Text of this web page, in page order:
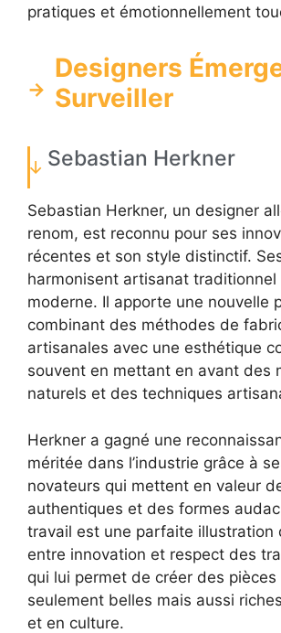
pratiques et émotionnellement
Designers
Surveiller
Sebastian Herkner
Sebastian Herkner, un designer
renom, est reconnu pour ses
récentes et son style distinctif.
harmonisent artisanat traditionnel
moderne. Il apporte une nouvelle
combinant des méthodes de
artisanales avec une esthétique
souvent en mettant en avant des
naturels et des techniques
Herkner a gagné une
méritée dans l’industrie grâce à
novateurs qui mettent en valeur
authentiques et des formes
travail est une parfaite illustration
entre innovation et respect des
qui lui permet de créer des
seulement belles mais aussi
et en culture.